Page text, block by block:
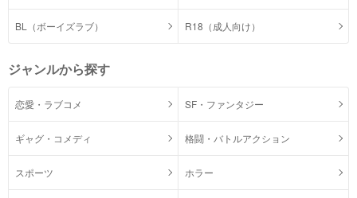
BL（ボーイズラブ） R18（成人向け）
ジャンルから探す
恋愛・ラブコメ SF・ファンタジー
ギャグ・コメディ 格闘・バトルアクション
スポーツ ホラー